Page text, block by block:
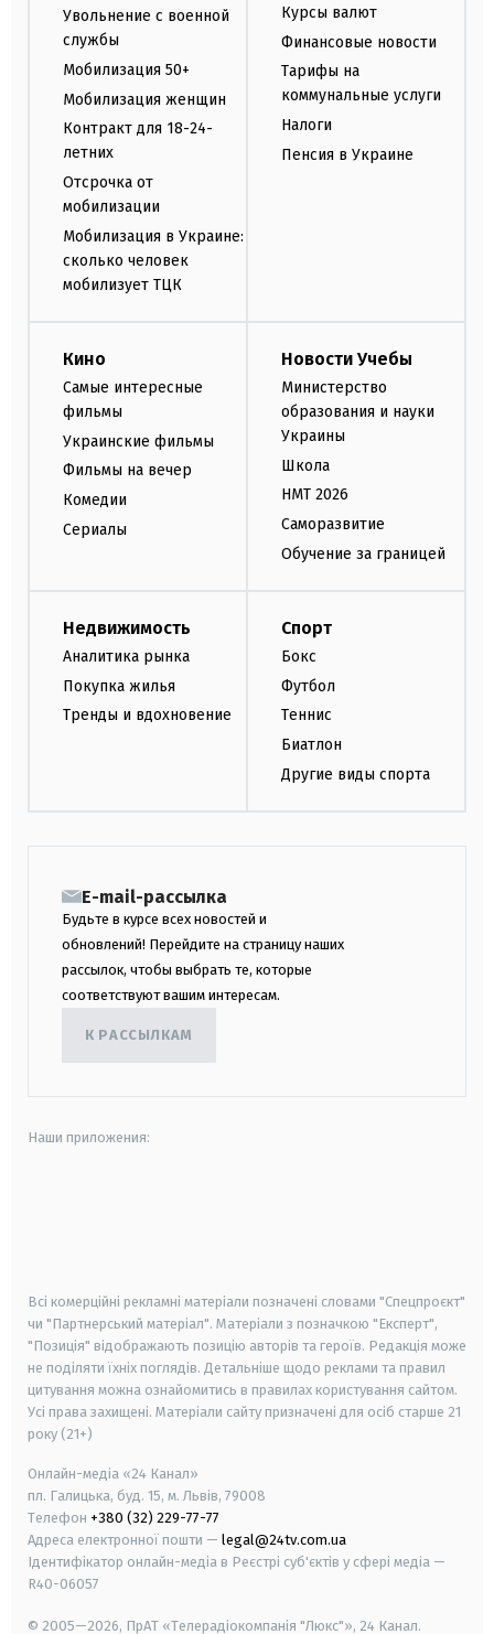
Увольнение с военной
службы
Мобилизация 50+
Мобилизация женщин
Контракт для 18-24-
летних
Отсрочка от
мобилизации
Мобилизация в Украине:
сколько человек
мобилизует ТЦК
Курсы валют
Финансовые новости
Тарифы на
коммунальные услуги
Налоги
Пенсия в Украине
Кино
Самые интересные
фильмы
Украинские фильмы
Фильмы на вечер
Комедии
Сериалы
Новости Учебы
Министерство
образования и науки
Украины
Школа
НМТ 2026
Саморазвитие
Обучение за границей
Недвижимость
Аналитика рынка
Покупка жилья
Тренды и вдохновение
Спорт
Бокс
Футбол
Теннис
Биатлон
Другие виды спорта
E-mail-рассылка
Будьте в курсе всех новостей и
обновлений! Перейдите на страницу наших
рассылок, чтобы выбрать те, которые
соответствуют вашим интересам.
К РАССЫЛКАМ
Наши приложения:
Всі комерційні рекламні матеріали позначені словами "Спецпроєкт"
чи "Партнерський матеріал". Матеріали з позначкою "Експерт",
"Позиція" відображають позицію авторів та героїв. Редакція може
не поділяти їхніх поглядів. Детальніше щодо реклами та правил
цитування можна ознайомитись в правилах користування сайтом.
Усі права захищені. Матеріали сайту призначені для осіб старше 21
року (21+)
Онлайн-медіа «24 Канал»
пл. Галицька, буд. 15, м. Львів, 79008
Телефон +380 (32) 229-77-77
Адреса електронної пошти — legal@24tv.com.ua
Ідентифікатор онлайн-медіа в Реєстрі суб'єктів у сфері медіа —
R40-06057
© 2005—2026, ПрАТ «Телерадіокомпанія "Люкс"», 24 Канал.